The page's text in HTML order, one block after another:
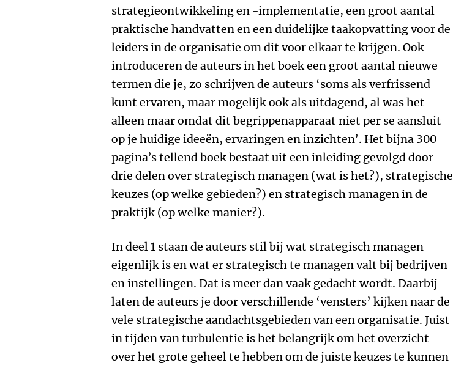
strategieontwikkeling en -implementatie, een groot aantal
praktische handvatten en een duidelijke taakopvatting voor de
leiders in de organisatie om dit voor elkaar te krijgen. Ook
introduceren de auteurs in het boek een groot aantal nieuwe
termen die je, zo schrijven de auteurs ‘soms als verfrissend
kunt ervaren, maar mogelijk ook als uitdagend, al was het
alleen maar omdat dit begrippenapparaat niet per se aansluit
op je huidige ideeën, ervaringen en inzichten’. Het bijna 300
pagina’s tellend boek bestaat uit een inleiding gevolgd door
drie delen over strategisch managen (wat is het?), strategische
keuzes (op welke gebieden?) en strategisch managen in de
praktijk (op welke manier?).
In deel 1 staan de auteurs stil bij wat strategisch managen
eigenlijk is en wat er strategisch te managen valt bij bedrijven
en instellingen. Dat is meer dan vaak gedacht wordt. Daarbij
laten de auteurs je door verschillende ‘vensters’ kijken naar de
vele strategische aandachtsgebieden van een organisatie. Juist
in tijden van turbulentie is het belangrijk om het overzicht
over het grote geheel te hebben om de juiste keuzes te kunnen